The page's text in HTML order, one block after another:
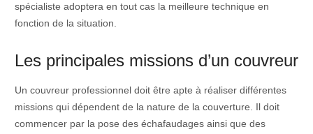
spécialiste adoptera en tout cas la meilleure technique en
fonction de la situation.
Les principales missions d’un couvreur
Un couvreur professionnel doit être apte à réaliser différentes
missions qui dépendent de la nature de la couverture. Il doit
commencer par la pose des échafaudages ainsi que des